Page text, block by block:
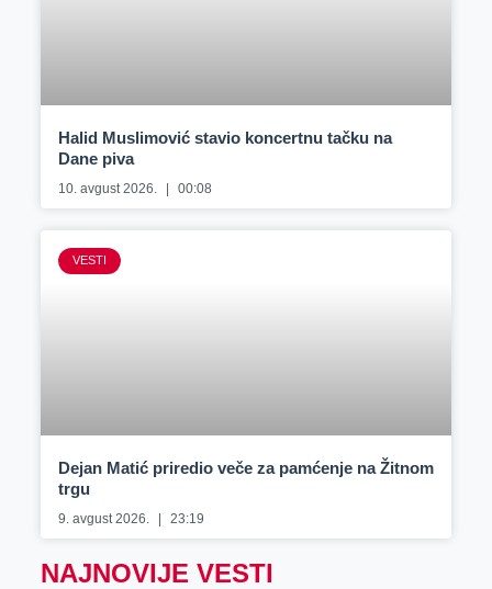
Halid Muslimović stavio koncertnu tačku na
Dane piva
10. avgust 2026. 00:08
VESTI
Dejan Matić priredio veče za pamćenje na Žitnom
trgu
9. avgust 2026. 23:19
NAJNOVIJE VESTI